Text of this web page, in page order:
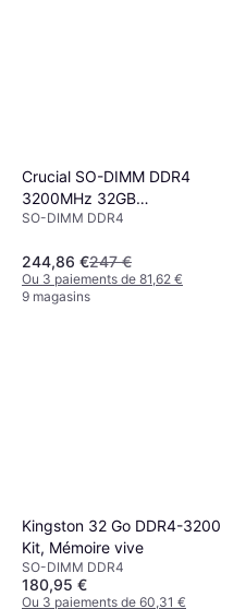
Crucial SO-DIMM DDR4
3200MHz 32GB
(CT32G4SFD832A)
SO-DIMM DDR4
244,86 €247 €
Ou 3 paiements de 81,62 €
9 magasins
Kingston 32 Go DDR4-3200
Kit, Mémoire vive
SO-DIMM DDR4
180,95 €
Ou 3 paiements de 60,31 €